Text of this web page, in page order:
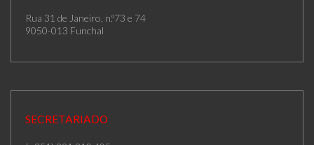
Rua 31 de Janeiro, n.º73 e 74
9050-013 Funchal
SECRETARIADO